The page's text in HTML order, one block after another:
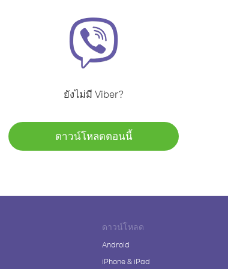
ยังไม่มี Viber?
ดาวน์โหลดตอนนี้
ดาวน์โหลด
Android
iPhone & iPad